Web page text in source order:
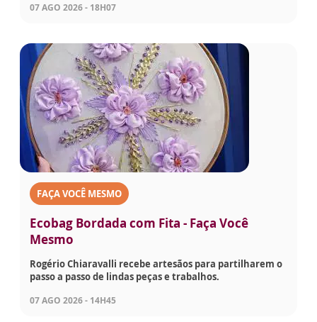
07 AGO 2026 - 18H07
FAÇA VOCÊ MESMO
Ecobag Bordada com Fita - Faça Você
Mesmo
Rogério Chiaravalli recebe artesãos para partilharem o
passo a passo de lindas peças e trabalhos.
07 AGO 2026 - 14H45